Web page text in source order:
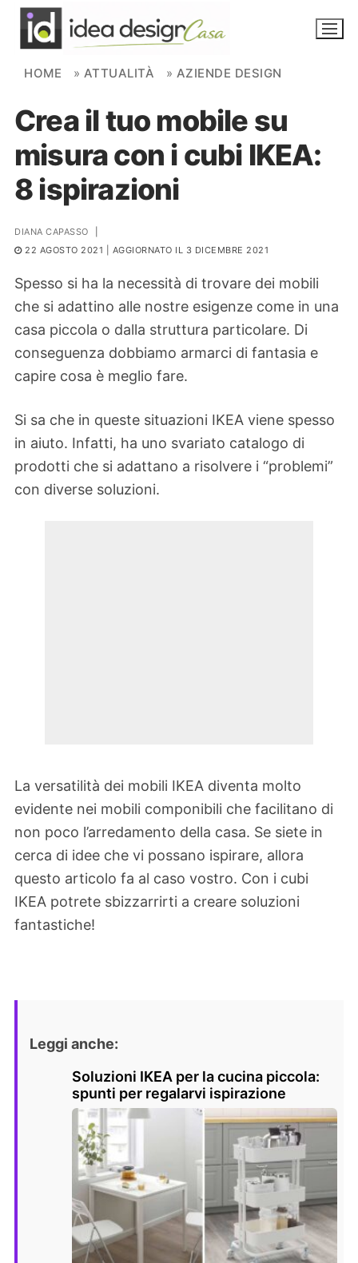
Skip to content
NOVITÀ
AMBIENTI
FAI DA TE
PIANTE
Search for:
HOME » ATTUALITÀ » AZIENDE DESIGN
Crea il tuo mobile su
misura con i cubi IKEA:
8 ispirazioni
DIANA CAPASSO
22 AGOSTO 2021 | AGGIORNATO IL 3 DICEMBRE 2021
Spesso si ha la necessità di trovare dei mobili
che si adattino alle nostre esigenze come in una
casa piccola o dalla struttura particolare. Di
conseguenza dobbiamo armarci di fantasia e
capire cosa è meglio fare.
Si sa che in queste situazioni IKEA viene spesso
in aiuto. Infatti, ha uno svariato catalogo di
prodotti che si adattano a risolvere i “problemi”
con diverse soluzioni.
La versatilità dei mobili IKEA diventa molto
evidente nei mobili componibili che facilitano di
non poco l’arredamento della casa. Se siete in
cerca di idee che vi possano ispirare, allora
questo articolo fa al caso vostro. Con i cubi
IKEA potrete sbizzarrirti a creare soluzioni
fantastiche!
Leggi anche:
Soluzioni IKEA per la cucina piccola:
spunti per regalarvi ispirazione